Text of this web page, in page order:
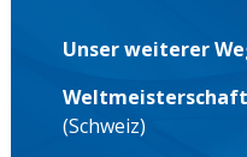
Unser weiterer
(Schweiz)